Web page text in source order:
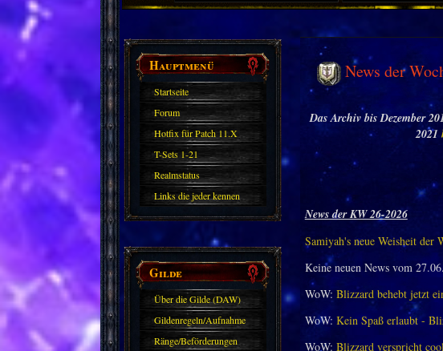
Hauptmenü
Startseite
Forum
Hotfix für Patch 11.X
T-Sets 1-21
Realmstatus
Links die jeder kennen
sollte?! Oder nicht?
Gilde
Über die Gilde (DAW)
Gildenregeln/Aufnahme
Ränge/Beförderungen
News der
Das Archiv bis Dezember
2021
News der KW 26-2026
Samiyah's neue Weisheit der
Keine neuen News vom
WoW: Blizzard behebt jetzt
WoW: Kein Spaß erlaubt -
WoW: Blizzard verspricht